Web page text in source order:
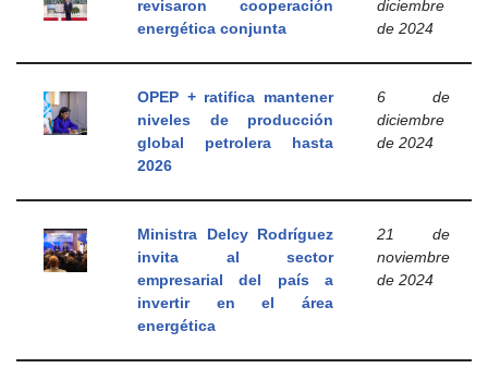
revisaron cooperación
energética conjunta
diciembre
de 2024
OPEP + ratifica mantener
niveles de producción
global petrolera hasta
2026
6 de
diciembre
de 2024
Ministra Delcy Rodríguez
invita al sector
empresarial del país a
invertir en el área
energética
21 de
noviembre
de 2024